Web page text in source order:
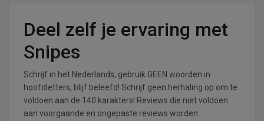
Deel zelf je ervaring met
Snipes
Schrijf in het Nederlands, gebruik GEEN woorden in
hoofdletters, blijf beleefd! Schrijf geen herhaling op om te
voldoen aan de 140 karakters! Reviews die niet voldoen
aan voorgaande en ongepaste reviews worden